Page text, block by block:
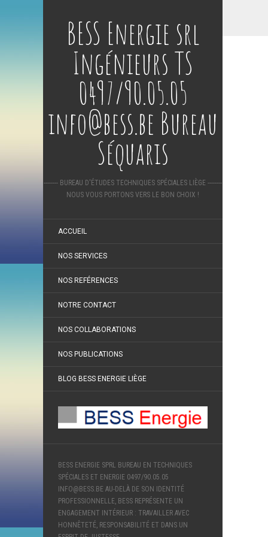
BESS Energie srl
Ingénieurs TS
0497/90.05.05
info@bess.be Bureau
Séquaris
-------- BUREAU D'ÉTUDES TECHNIQUES SPÉCIALES LIÈGE --------
NOUS VOUS PORTONS VERS LE BON CHOIX !
ACCUEIL
NOS SERVICES
NOS REFÉRENCES
NOTRE CONTACT
NOS COLLABORATIONS
NOS PUBLICATIONS
BLOG BESS ENERGIE LIÈGE
BESS ENERGIE SPRL BUREAU EN TECHNIQUES
SPÉCIALES ET ENERGIE 0497/90.05.05
INFO@BESS.BE AU-DELÀ DE SON IDENTITÉ
PROFESSIONNELLE, BESS REPRÉSENTE UN
ENGAGEMENT INTÉRIEUR : TRAVAILLER AVEC
HONNÊTETÉ, RESPONSABILITÉ ET DANS UN